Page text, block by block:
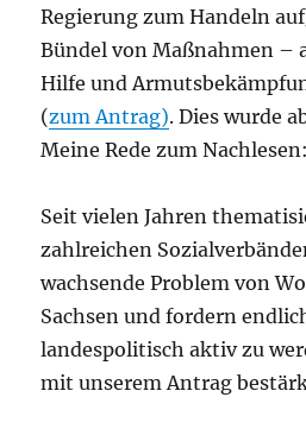
Regierung zum Handeln
Bündel von Maßnahmen –
Hilfe und
(zum Antrag). Dies wurde
Meine Rede zum Nachlesen:
Seit vielen Jahren
zahlreichen
wachsende Problem von
Sachsen und fordern
landespolitisch aktiv zu
mit unserem Antrag